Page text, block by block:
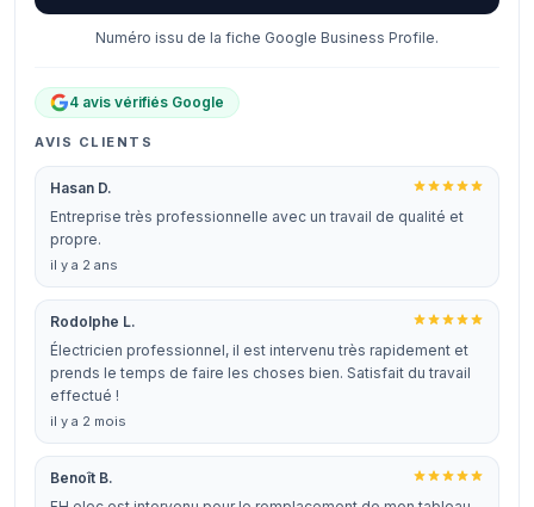
Numéro issu de la fiche Google Business Profile.
4 avis vérifiés Google
AVIS CLIENTS
Hasan D.
Entreprise très professionnelle avec un travail de qualité et
propre.
il y a 2 ans
Rodolphe L.
Électricien professionnel, il est intervenu très rapidement et
prends le temps de faire les choses bien. Satisfait du travail
effectué !
il y a 2 mois
Benoît B.